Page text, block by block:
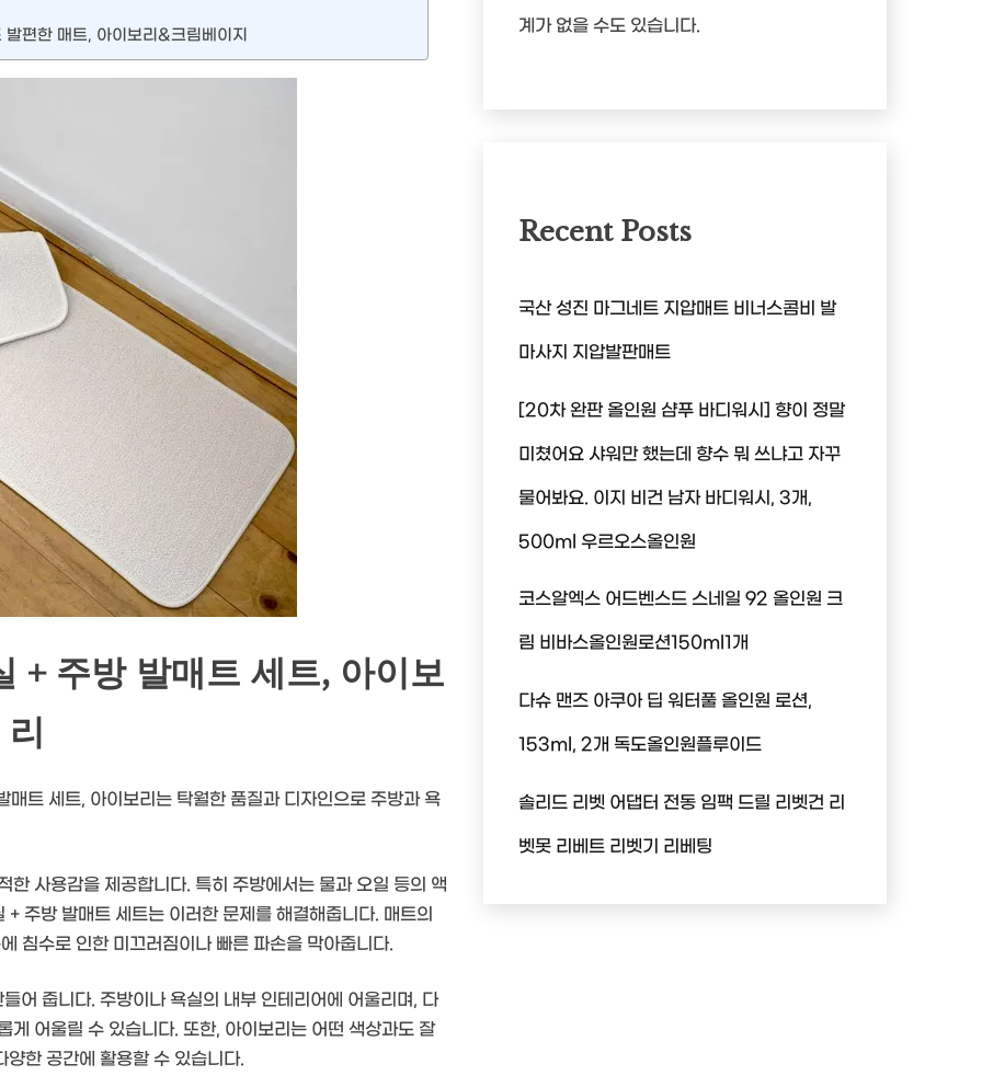
편한 매트, 아이보리&크림베이지
+ 주방 발매트 세트, 아이보
리
트 세트, 아이보리는 탁월한 품질과 디자인으로 주방과 욕
사용감을 제공합니다. 특히 주방에서는 물과 오일 등의 액
주방 발매트 세트는 이러한 문제를 해결해줍니다. 매트의
침수로 인한 미끄러짐이나 빠른 파손을 막아줍니다.
어 줍니다. 주방이나 욕실의 내부 인테리어에 어울리며, 다
어울릴 수 있습니다. 또한, 아이보리는 어떤 색상과도 잘
한 공간에 활용할 수 있습니다.
계가 없을 수도 있습니다.
Recent Posts
국산 성진 마그네트 지압매트 비너스콤비 발
마사지 지압발판매트
[20차 완판 올인원 샴푸 바디워시] 향이 정말
미쳤어요 샤워만 했는데 향수 뭐 쓰냐고 자꾸
물어봐요. 이지 비건 남자 바디워시, 3개,
500ml 우르오스올인원
코스알엑스 어드벤스드 스네일 92 올인원 크
림 비바스올인원로션150ml1개
다슈 맨즈 아쿠아 딥 워터풀 올인원 로션,
153ml, 2개 독도올인원플루이드
솔리드 리벳 어댑터 전동 임팩 드릴 리벳건 리
벳못 리베트 리벳기 리베팅